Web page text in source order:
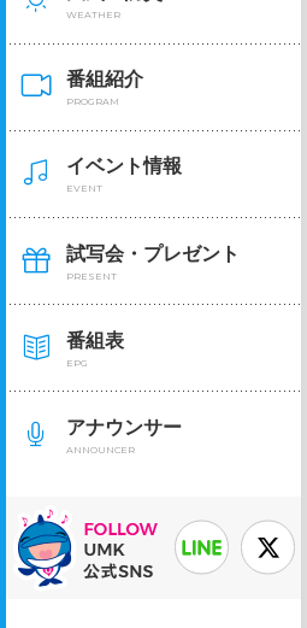
WEATHER
番組紹介
PROGRAM
イベント情報
EVENT
試写会・プレゼント
PRESENT
番組表
EPG
アナウンサー
ANNOUNCER